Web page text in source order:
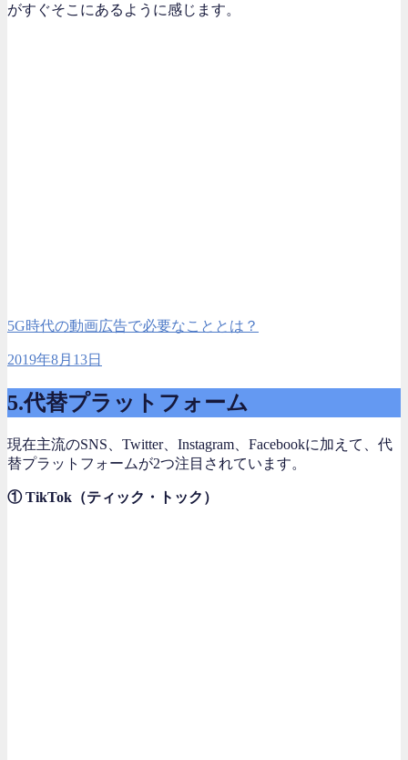
がすぐそこにあるように感じます。
5G時代の動画広告で必要なこととは？
2019年8月13日
5.代替プラットフォーム
現在主流のSNS、Twitter、Instagram、Facebookに加えて、代
替プラットフォームが2つ注目されています。
① TikTok（ティック・トック）